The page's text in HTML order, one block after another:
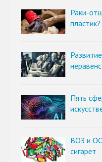
Раки-
пластик?
Пять
ВОЗ и
сигарет